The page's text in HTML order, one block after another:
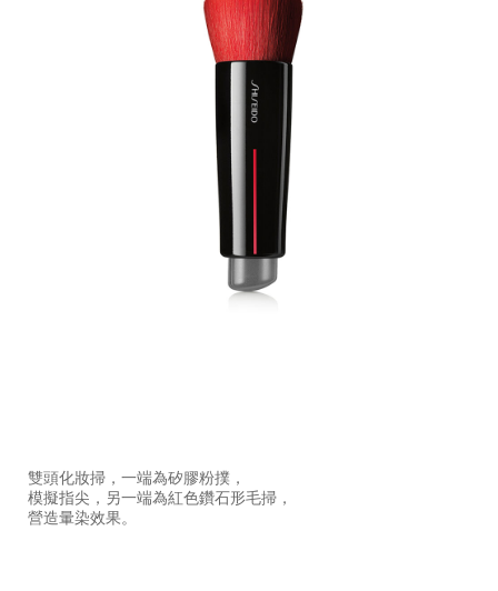
daiya-
fude-
編
號：
1011469910_hk
雙頭化妝掃，一端為矽膠粉撲，
模擬指尖，另一端為紅色鑽石形毛掃，
營造暈染效果。